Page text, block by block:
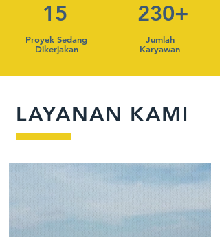
15
Proyek Sedang
Dikerjakan
230+
Jumlah
Karyawan
LAYANAN KAMI